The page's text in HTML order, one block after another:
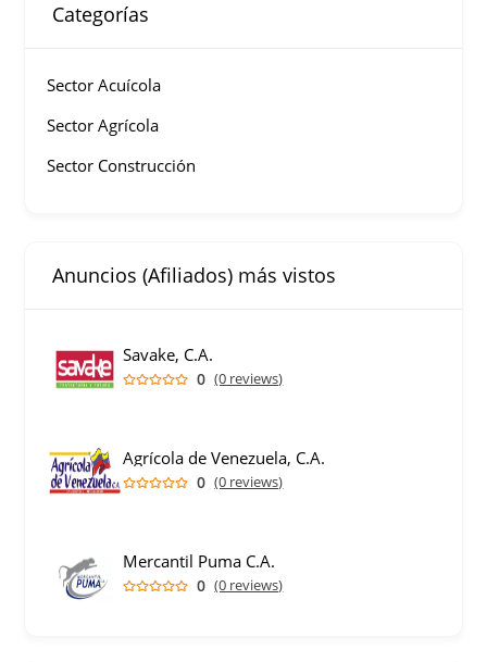
Categorías
Sector Acuícola
Sector Agrícola
Sector Construcción
Anuncios (Afiliados) más vistos
Savake, C.A.
0 (0 reviews)
Agrícola de Venezuela, C.A.
0 (0 reviews)
Mercantil Puma C.A.
0 (0 reviews)